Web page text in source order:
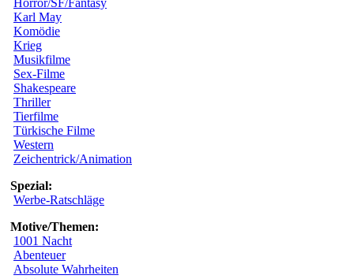
Horror/SF/Fantasy
Karl May
Komödie
Krieg
Musikfilme
Sex-Filme
Shakespeare
Thriller
Tierfilme
Türkische Filme
Western
Zeichentrick/Animation
Spezial:
Werbe-Ratschläge
Motive/Themen:
1001 Nacht
Abenteuer
Absolute Wahrheiten